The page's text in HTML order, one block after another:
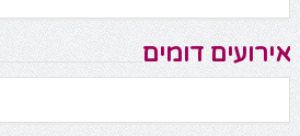
אירועים דומים